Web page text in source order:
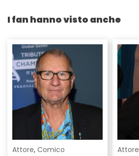
I fan hanno visto anche
Attore, Comico Attore